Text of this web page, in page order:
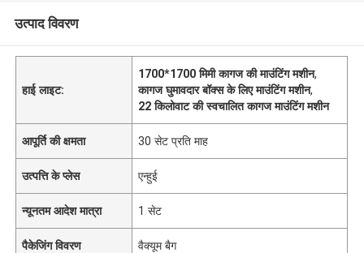
उत्पाद विवरण
हाई लाइट:
1700*1700 मिमी कागज की माउंटिंग मशीन,
कागज घुमावदार बॉक्स के लिए माउंटिंग मशीन,
22 किलोवाट की स्वचालित कागज माउंटिंग मशीन
आपूर्ति की क्षमता 30 सेट प्रति माह
उत्पत्ति के प्लेस एन्हुई
न्यूनतम आदेश मात्रा 1 सेट
पैकेजिंग विवरण वैक्यूम बैग